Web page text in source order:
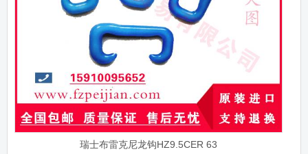
瑞士布雷克尼龙钩HZ9.5CER 63